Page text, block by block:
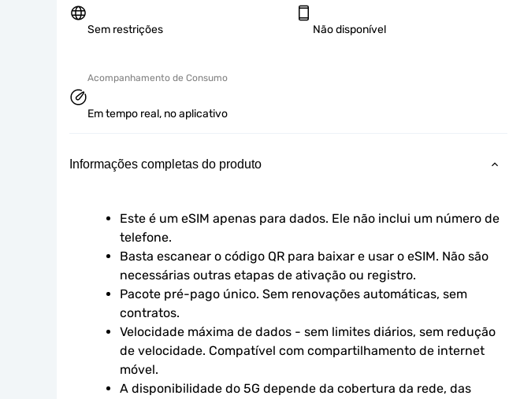
Sem restrições Não disponível
Acompanhamento de Consumo
Em tempo real, no aplicativo
Informações completas do produto
Este é um eSIM apenas para dados. Ele não inclui um número de
telefone.
Basta escanear o código QR para baixar e usar o eSIM. Não são
necessárias outras etapas de ativação ou registro.
Pacote pré-pago único. Sem renovações automáticas, sem
contratos.
Velocidade máxima de dados - sem limites diários, sem redução
de velocidade. Compatível com compartilhamento de internet
móvel.
A disponibilidade do 5G depende da cobertura da rede, das